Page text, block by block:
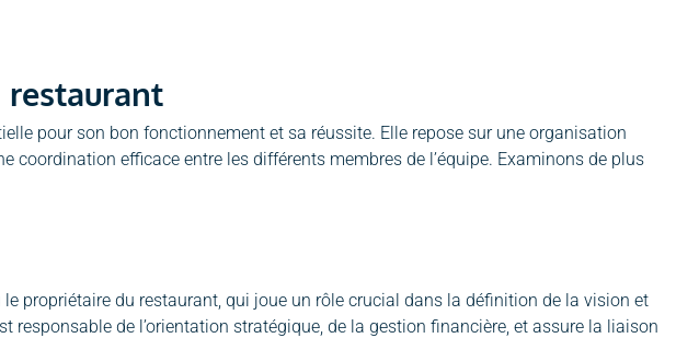
restaurant
pour son bon fonctionnement et sa réussite. Elle repose sur une organisation
coordination efficace entre les différents membres de l’équipe. Examinons de plus
propriétaire du restaurant, qui joue un rôle crucial dans la définition de la vision et
responsable de l’orientation stratégique, de la gestion financière, et assure la liaison